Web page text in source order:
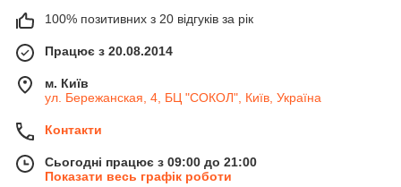
100% позитивних з 20 відгуків за рік
Працює з 20.08.2014
м. Київ
ул. Бережанская, 4, БЦ "СОКОЛ", Київ, Україна
Контакти
Сьогодні працює з 09:00 до 21:00
Показати весь графік роботи